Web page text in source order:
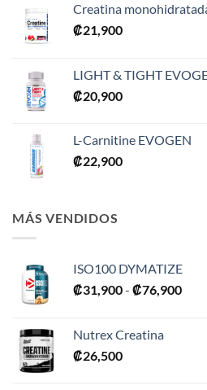
Creatina
₡21,900
LIGHT & TIGHT
₡20,900
L-Carnitine EVOGEN
₡22,900
MÁS VENDIDOS
ISO100 DYMATIZE
₡31,900- ₡76,900
Nutrex Creatina
₡26,500